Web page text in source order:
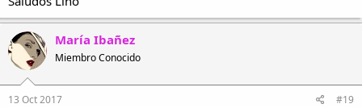
María Ibañez
Miembro Conocido
13 Oct 2017 #19